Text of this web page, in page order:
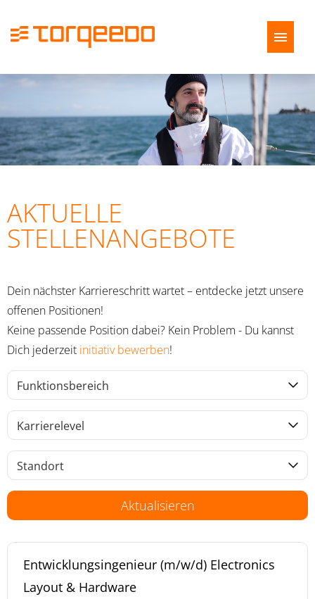
Stellenangebote
Bewerbungsprozess
AKTUELLE
STELLENANGEBOTE
Dein nächster Karriereschritt wartet – entdecke jetzt unsere
offenen Positionen!
Keine passende Position dabei? Kein Problem - Du kannst
Dich jederzeit initiativ bewerben!
Funktionsbereich
Karrierelevel
Standort
Aktualisieren
Entwicklungsingenieur (m/w/d) Electronics
Layout & Hardware